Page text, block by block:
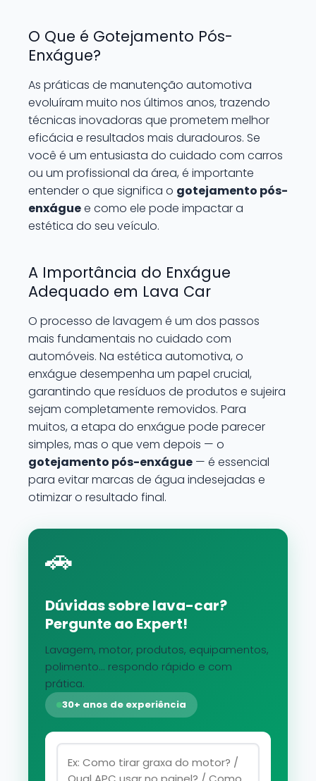
O Que é Gotejamento Pós-
Enxágue?
As práticas de manutenção automotiva
evoluíram muito nos últimos anos, trazendo
técnicas inovadoras que prometem melhor
eficácia e resultados mais duradouros. Se
você é um entusiasta do cuidado com carros
ou um profissional da área, é importante
entender o que significa o gotejamento pós-
enxáguee como ele pode impactar a
estética do seu veículo.
A Importância do Enxágue
Adequado em Lava Car
O processo de lavagem é um dos passos
mais fundamentais no cuidado com
automóveis. Na estética automotiva, o
enxágue desempenha um papel crucial,
garantindo que resíduos de produtos e sujeira
sejam completamente removidos. Para
muitos, a etapa do enxágue pode parecer
simples, mas o que vem depois — o
gotejamento pós-enxágue — é essencial
para evitar marcas de água indesejadas e
otimizar o resultado final.
🚗
Dúvidas sobre lava-car?
Pergunte ao Expert!
Lavagem, motor, produtos, equipamentos,
polimento... respondo rápido e com
prática.
30+ anos de experiência